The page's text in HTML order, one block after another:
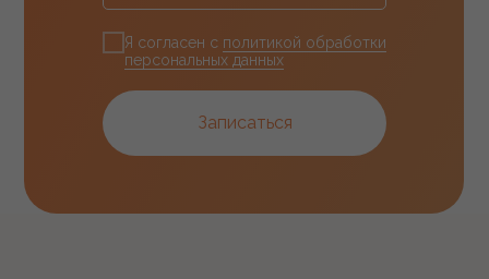
Я согласен с политикой обработки
персональных данных
Записаться